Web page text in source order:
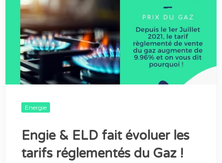
Energie
Engie & ELD fait évoluer les
tarifs réglementés du Gaz !